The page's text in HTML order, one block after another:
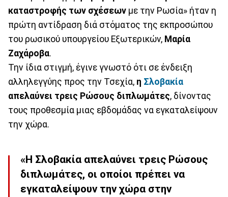
καταστροφής των σχέσεων με την Ρωσία» ήταν η
πρώτη αντίδραση διά στόματος της εκπροσώπου
του ρωσικού υπουργείου Εξωτερικών, Μαρία
Ζαχάροβα.
Την ίδια στιγμή, έγινε γνωστό ότι σε ένδειξη
αλληλεγγύης προς την Τσεχία, η Σλοβακία
απελαύνει τρεις Ρώσους διπλωμάτες, δίνοντας
τους προθεσμία μιας εβδομάδας να εγκαταλείψουν
την χώρα.
«Η Σλοβακία απελαύνει τρεις Ρώσους
διπλωμάτες, οι οποίοι πρέπει να
εγκαταλείψουν την χώρα στην